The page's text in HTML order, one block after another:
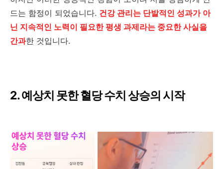
드는 함정이 되었습니다. 건강 관리는 단발적인 성과가 아
닌 지속적인 노력이 필요한 평생 과제라는 중요한 사실을
간과한 것입니다.
2. 예상치 못한 혈당 수치 상승의 시작